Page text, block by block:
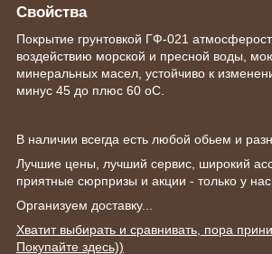
Свойства
Покрытие грунтовкой ГФ-021
воздействию морской и пресной воды,
минеральных масел, устойчиво к
минус 45 до плюс 60 оС.
В наличии всегда есть любой обьем и
Лучшие цены, лучший сервис, широкий
приятные сюрпризы и акции - только у
Организуем доставку...
Хватит выбирать и сравнивать, пора
Покупайте здесь))